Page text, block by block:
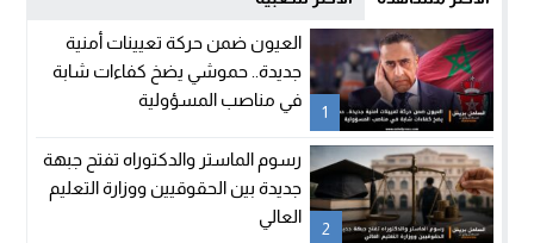
1
العيون ضمن حركة تعيينات أمنية
جديدة.. حموشي يضخ كفاءات شابة
في مناصب المسؤولية
2
رسوم الماستر والدكتوراه تفتح جبهة
جديدة بين الحقوقيين ووزارة التعليم
العالي